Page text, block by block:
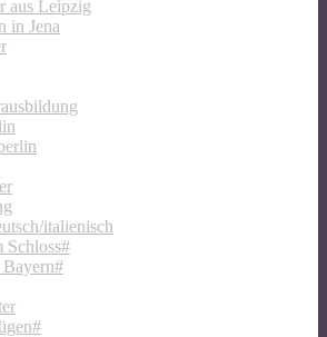
aus Leipzig
in Jena
italienisch
Schloss#
Bayern#